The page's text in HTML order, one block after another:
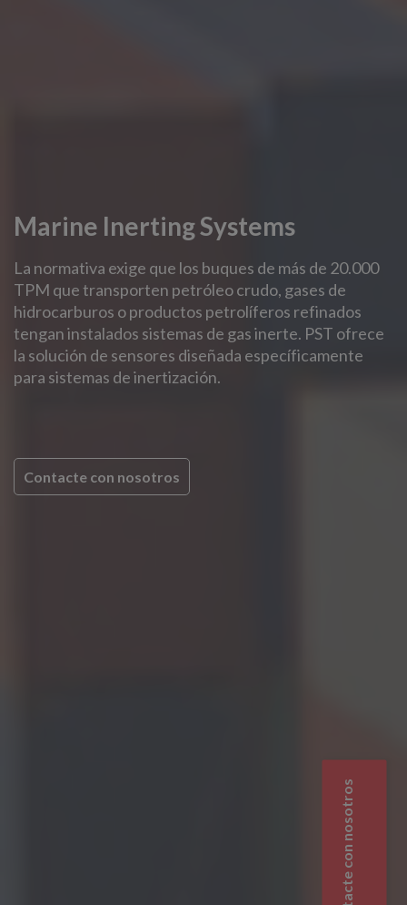
Marine Inerting Systems
La normativa exige que los buques de más de 20.000
TPM que transporten petróleo crudo, gases de
hidrocarburos o productos petrolíferos refinados
tengan instalados sistemas de gas inerte. PST ofrece
la solución de sensores diseñada específicamente
para sistemas de inertización.
Contacte con nosotros
Contacte con nosotros